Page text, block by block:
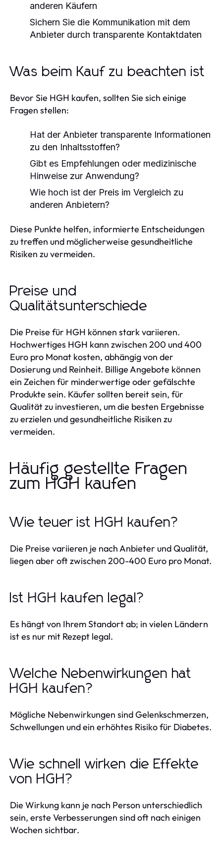
anderen Käufern
Sichern Sie die Kommunikation mit dem
Anbieter durch transparente Kontaktdaten
Was beim Kauf zu beachten ist
Bevor Sie HGH kaufen, sollten Sie sich einige
Fragen stellen:
Hat der Anbieter transparente Informationen
zu den Inhaltsstoffen?
Gibt es Empfehlungen oder medizinische
Hinweise zur Anwendung?
Wie hoch ist der Preis im Vergleich zu
anderen Anbietern?
Diese Punkte helfen, informierte Entscheidungen
zu treffen und möglicherweise gesundheitliche
Risiken zu vermeiden.
Preise und
Qualitätsunterschiede
Die Preise für HGH können stark variieren.
Hochwertiges HGH kann zwischen 200 und 400
Euro pro Monat kosten, abhängig von der
Dosierung und Reinheit. Billige Angebote können
ein Zeichen für minderwertige oder gefälschte
Produkte sein. Käufer sollten bereit sein, für
Qualität zu investieren, um die besten Ergebnisse
zu erzielen und gesundheitliche Risiken zu
vermeiden.
Häufig gestellte Fragen
zum HGH kaufen
Wie teuer ist HGH kaufen?
Die Preise variieren je nach Anbieter und Qualität,
liegen aber oft zwischen 200-400 Euro pro Monat.
Ist HGH kaufen legal?
Es hängt von Ihrem Standort ab; in vielen Ländern
ist es nur mit Rezept legal.
Welche Nebenwirkungen hat
HGH kaufen?
Mögliche Nebenwirkungen sind Gelenkschmerzen,
Schwellungen und ein erhöhtes Risiko für Diabetes.
Wie schnell wirken die Effekte
von HGH?
Die Wirkung kann je nach Person unterschiedlich
sein, erste Verbesserungen sind oft nach einigen
Wochen sichtbar.